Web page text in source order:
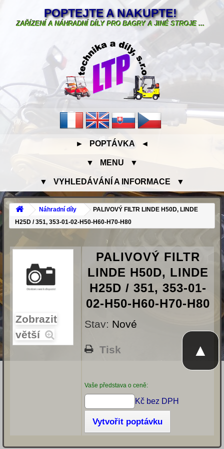
POPTEJTE A NAKUPTE!
ZAŘÍZENÍ A NÁHRADNÍ DÍLY PRO BAGRY A JINÉ STROJE ...
► POPTÁVKA ◄
▼ MENU ▼
▼ VYHLEDÁVÁNÍ A INFORMACE ▼
Náhradní díly
PALIVOVÝ FILTR LINDE H50D, LINDE
H25D / 351, 353-01-02-H50-H60-H70-H80
Zobrazit
větší
PALIVOVÝ FILTR
LINDE H50D, LINDE
H25D / 351, 353-01-
02-H50-H60-H70-H80
Stav: Nové
Tisk
Vaše představa o ceně:
Kč bez DPH
Vytvořit poptávku
▲